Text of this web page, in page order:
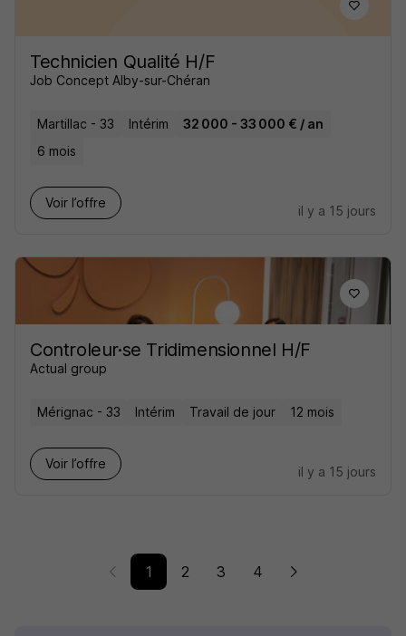
Technicien Qualité H/F
Job Concept Alby-sur-Chéran
Martillac - 33 Intérim
32 000 - 33 000 € / an
6 mois
Voir l’offre
il y a 15 jours
Controleur·se Tridimensionnel H/F
Actual group
Mérignac - 33 Intérim Travail de jour 12 mois
Voir l’offre
il y a 15 jours
1 2 3 4